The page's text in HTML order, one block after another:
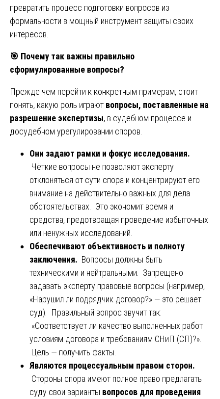
превратить процесс подготовки вопросов из
формальности в мощный инструмент защиты своих
интересов.
🎯 Почему так важны правильно
сформулированные вопросы?
Прежде чем перейти к конкретным примерам, стоит
понять, какую роль играют вопросы, поставленные на
разрешение экспертизы, в судебном процессе и
досудебном урегулировании споров.
Они задают рамки и фокус исследования.
Чёткие вопросы не позволяют эксперту
отклоняться от сути спора и концентрируют его
внимание на действительно важных для дела
обстоятельствах. Это экономит время и
средства, предотвращая проведение избыточных
или ненужных исследований.
Обеспечивают объективность и полноту
заключения. Вопросы должны быть
техническими и нейтральными. Запрещено
задавать эксперту правовые вопросы (например,
«Нарушил ли подрядчик договор?» — это решает
суд). Правильный вопрос звучит так:
«Соответствует ли качество выполненных работ
условиям договора и требованиям СНиП (СП)?».
Цель — получить факты.
Являются процессуальным правом сторон.
Стороны спора имеют полное право предлагать
суду свои варианты вопросов для проведения